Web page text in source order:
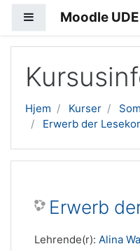
SidepanelMoodle UDE
Hjem Kurser
Erwerb der
Erwerb
Lehrende(r): Alina